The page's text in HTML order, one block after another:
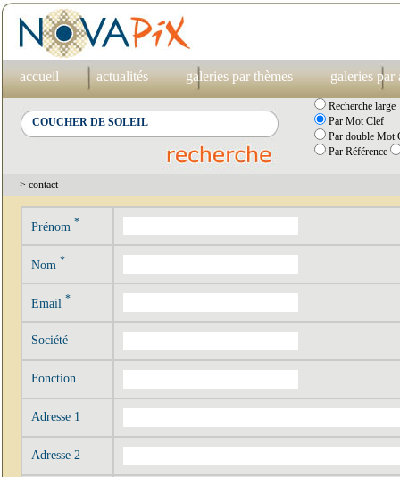
accueil actualités galeries par thèmes galeries par
Recherche large
Par Mot Clef
Par double Mot
Par Référence
> contact
Prénom *
Nom *
Email *
Société
Fonction
Adresse 1
Adresse 2